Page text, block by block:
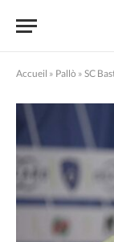
Accueil » Pallò » SC